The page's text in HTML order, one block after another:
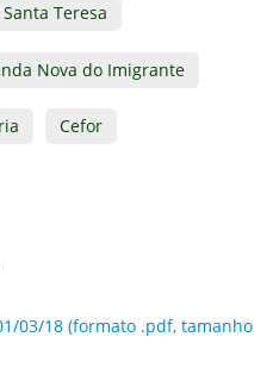
Santa Teresa
Nova do Imigrante
Cefor
03/18 (formato .pdf, tamanho